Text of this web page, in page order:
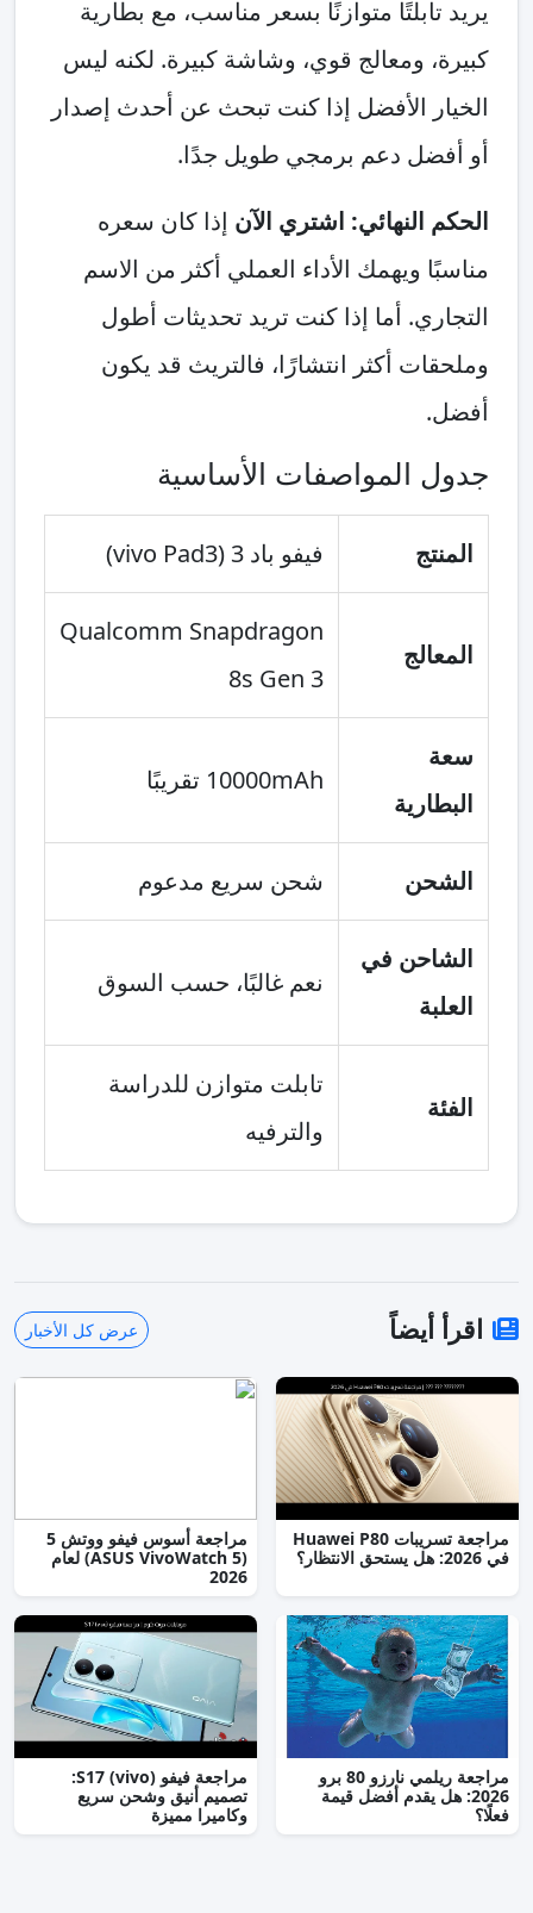
يريد تابلتًا متوازنًا بسعر مناسب، مع بطارية
كبيرة، ومعالج قوي، وشاشة كبيرة. لكنه ليس
الخيار الأفضل إذا كنت تبحث عن أحدث إصدار
أو أفضل دعم برمجي طويل جدًا.
الحكم النهائي: اشتري الآن إذا كان سعره
مناسبًا ويهمك الأداء العملي أكثر من الاسم
التجاري. أما إذا كنت تريد تحديثات أطول
وملحقات أكثر انتشارًا، فالتريث قد يكون
أفضل.
جدول المواصفات الأساسية
المنتج فيفو باد 3 (vivo Pad3)
المعالج
Qualcomm Snapdragon
8s Gen 3
سعة
البطارية
10000mAh تقريبًا
الشحن شحن سريع مدعوم
الشاحن في
العلبة
نعم غالبًا، حسب السوق
الفئة
تابلت متوازن للدراسة
والترفيه
اقرأ أيضاً عرض كل الأخبار
مراجعة تسريبات Huawei P80
في 2026: هل يستحق الانتظار؟
مراجعة أسوس فيفو ووتش 5
(ASUS VivoWatch 5) لعام
2026
مراجعة ريلمي نارزو 80 برو
2026: هل يقدم أفضل قيمة
فعلًا؟
مراجعة فيفو (vivo) S17:
تصميم أنيق وشحن سريع
وكاميرا مميزة